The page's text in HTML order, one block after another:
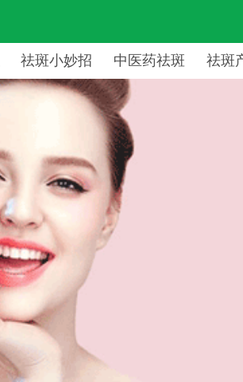
祛斑小妙招 中医药祛斑 祛斑